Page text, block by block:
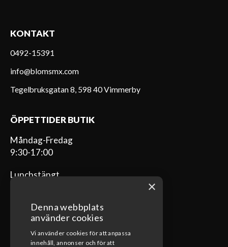
KONTAKT
0492-15391
info@blomsmx.com
Tegelbruksgatan 8, 598 40 Vimmerby
ÖPPETTIDER BUTIK
Måndag-Fredag
9:30-17:00
Lunchstängt
ÖPPETTIDER VERKSTAD
×
Denna webbplats
använder cookies
Vi använder cookies för att anpassa
innehåll, annonser och för att